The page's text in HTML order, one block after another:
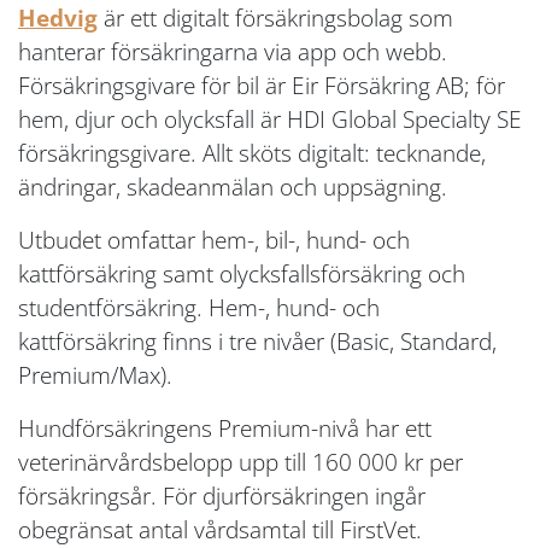
Hedvig är ett digitalt försäkringsbolag som
hanterar försäkringarna via app och webb.
Försäkringsgivare för bil är Eir Försäkring AB; för
hem, djur och olycksfall är HDI Global Specialty SE
försäkringsgivare. Allt sköts digitalt: tecknande,
ändringar, skadeanmälan och uppsägning.
Utbudet omfattar hem-, bil-, hund- och
kattförsäkring samt olycksfallsförsäkring och
studentförsäkring. Hem-, hund- och
kattförsäkring finns i tre nivåer (Basic, Standard,
Premium/Max).
Hundförsäkringens Premium-nivå har ett
veterinärvårdsbelopp upp till 160 000 kr per
försäkringsår. För djurförsäkringen ingår
obegränsat antal vårdsamtal till FirstVet.